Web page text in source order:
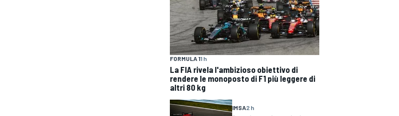
FORMULA 11 h
La FIA rivela l'ambizioso obiettivo di
rendere le monoposto di F1 più leggere di
altri 80 kg
IMSA2 h